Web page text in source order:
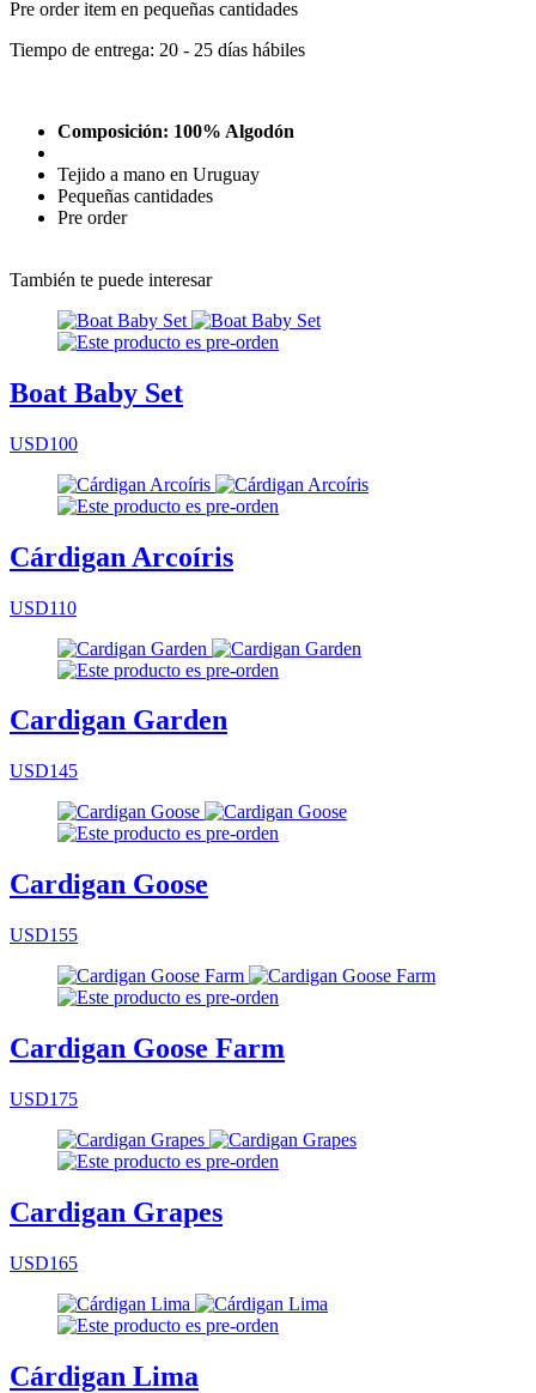
Pre order item en pequeñas cantidades
Tiempo de entrega: 20 - 25 días hábiles
Composición: 100% Algodón
Tejido a mano en Uruguay
Pequeñas cantidades
Pre order
También te puede interesar
Boat Baby Set
USD100
Cárdigan Arcoíris
USD110
Cardigan Garden
USD145
Cardigan Goose
USD155
Cardigan Goose Farm
USD175
Cardigan Grapes
USD165
Cárdigan Lima